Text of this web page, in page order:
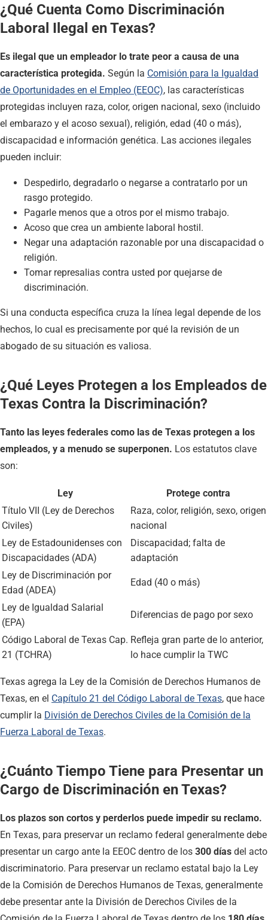
¿Qué Cuenta Como Discriminación
Laboral Ilegal en Texas?
Es ilegal que un empleador lo trate peor a causa de una
característica protegida. Según la Comisión para la Igualdad
de Oportunidades en el Empleo (EEOC), las características
protegidas incluyen raza, color, origen nacional, sexo (incluido
el embarazo y el acoso sexual), religión, edad (40 o más),
discapacidad e información genética. Las acciones ilegales
pueden incluir:
Despedirlo, degradarlo o negarse a contratarlo por un
rasgo protegido.
Pagarle menos que a otros por el mismo trabajo.
Acoso que crea un ambiente laboral hostil.
Negar una adaptación razonable por una discapacidad o
religión.
Tomar represalias contra usted por quejarse de
discriminación.
Si una conducta específica cruza la línea legal depende de los
hechos, lo cual es precisamente por qué la revisión de un
abogado de su situación es valiosa.
¿Qué Leyes Protegen a los Empleados de
Texas Contra la Discriminación?
Tanto las leyes federales como las de Texas protegen a los
empleados, y a menudo se superponen. Los estatutos clave
son:
Ley
Protege contra
Título VII (Ley de Derechos
Civiles)
Raza, color, religión, sexo, origen
nacional
Ley de Estadounidenses con
Discapacidades (ADA)
Discapacidad; falta de
adaptación
Ley de Discriminación por
Edad (ADEA)
Edad (40 o más)
Ley de Igualdad Salarial
(EPA)
Diferencias de pago por sexo
Código Laboral de Texas Cap.
21 (TCHRA)
Refleja gran parte de lo anterior,
lo hace cumplir la TWC
Texas agrega la Ley de la Comisión de Derechos Humanos de
Texas, en el Capítulo 21 del Código Laboral de Texas, que hace
cumplir la División de Derechos Civiles de la Comisión de la
Fuerza Laboral de Texas.
¿Cuánto Tiempo Tiene para Presentar un
Cargo de Discriminación en Texas?
Los plazos son cortos y perderlos puede impedir su reclamo.
En Texas, para preservar un reclamo federal generalmente debe
presentar un cargo ante la EEOC dentro de los 300 días del acto
discriminatorio. Para preservar un reclamo estatal bajo la Ley
de la Comisión de Derechos Humanos de Texas, generalmente
debe presentar ante la División de Derechos Civiles de la